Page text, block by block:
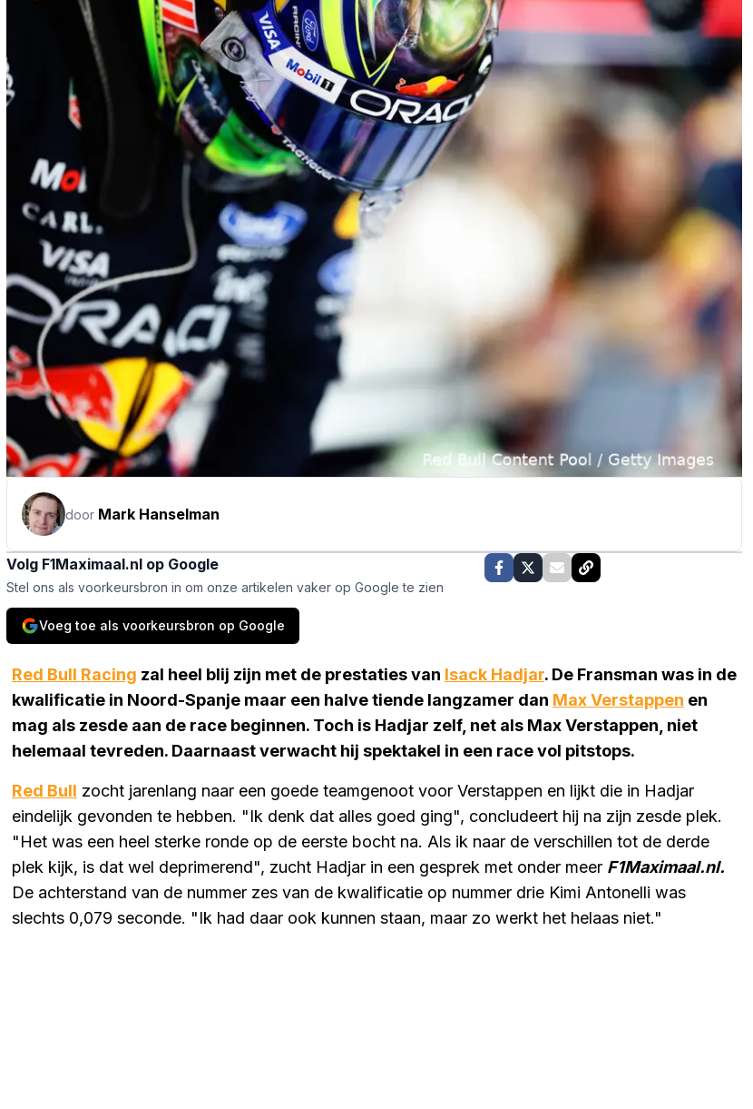
door Mark Hanselman
Volg F1Maximaal.nl op Google
Stel ons als voorkeursbron in om onze artikelen vaker op Google te zien
Voeg toe als voorkeursbron op Google
Red Bull Racing zal heel blij zijn met de prestaties van Isack Hadjar. De Fransman was in de
kwalificatie in Noord-Spanje maar een halve tiende langzamer dan Max Verstappen en
mag als zesde aan de race beginnen. Toch is Hadjar zelf, net als Max Verstappen, niet
helemaal tevreden. Daarnaast verwacht hij spektakel in een race vol pitstops.
Red Bull zocht jarenlang naar een goede teamgenoot voor Verstappen en lijkt die in Hadjar
eindelijk gevonden te hebben. "Ik denk dat alles goed ging", concludeert hij na zijn zesde plek.
"Het was een heel sterke ronde op de eerste bocht na. Als ik naar de verschillen tot de derde
plek kijk, is dat wel deprimerend", zucht Hadjar in een gesprek met onder meer F1Maximaal.nl.
De achterstand van de nummer zes van de kwalificatie op nummer drie Kimi Antonelli was
slechts 0,079 seconde. "Ik had daar ook kunnen staan, maar zo werkt het helaas niet."